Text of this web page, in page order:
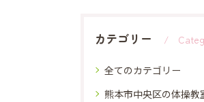
カテゴリー
全てのカテゴリー
熊本市中央区の体操教